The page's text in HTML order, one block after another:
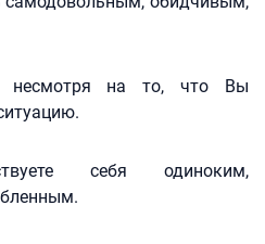
несмотря на то, что Вы
себя одиноким,